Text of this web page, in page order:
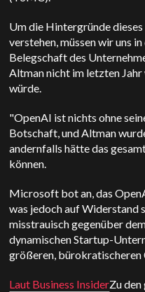
Um die Hintergründe
verstehen, müssen wir uns
Belegschaft des
Altman nicht im letzten
würde.
"OpenAI ist nichts ohne
Botschaft, und Altman
andernfalls hätte das
können.
Microsoft bot an, das
was jedoch auf
misstrauisch gegenüber
dynamischen Startup-
größeren,
Laut Business InsiderZu